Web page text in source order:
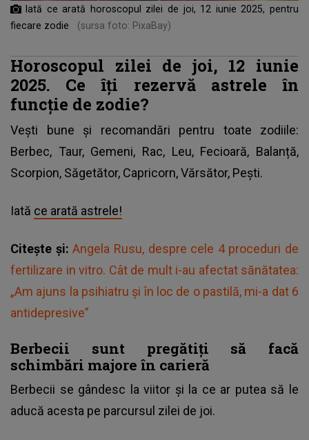
Iată ce arată horoscopul zilei de joi, 12 iunie 2025, pentru
fiecare zodie
(sursa foto: PixaBay)
Horoscopul zilei de joi, 12 iunie
2025. Ce îți rezervă astrele în
funcție de zodie?
Vești bune și recomandări pentru toate zodiile:
Berbec, Taur, Gemeni, Rac, Leu, Fecioară, Balanță,
Scorpion, Săgetător, Capricorn, Vărsător, Pești.
Iată ce arată astrele!
Citește și:Angela Rusu, despre cele 4 proceduri de
fertilizare in vitro. Cât de mult i-au afectat sănătatea:
„Am ajuns la psihiatru și în loc de o pastilă, mi-a dat 6
antidepresive”
Berbecii sunt pregătiți să facă
schimbări majore în carieră
Berbecii se gândesc la viitor și la ce ar putea să le
aducă acesta pe parcursul zilei de joi.